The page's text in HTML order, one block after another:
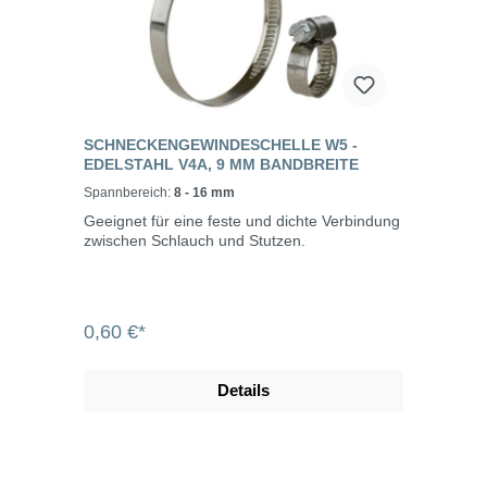
SCHNECKENGEWINDESCHELLE W5 -
EDELSTAHL V4A, 9 MM BANDBREITE
Spannbereich: 8 - 16 mm
Geeignet für eine feste und dichte Verbindung
zwischen Schlauch und Stutzen.
0,60 €*
Details